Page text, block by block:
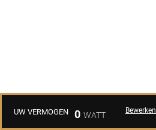
UW VERMOGEN 0 Bewerken